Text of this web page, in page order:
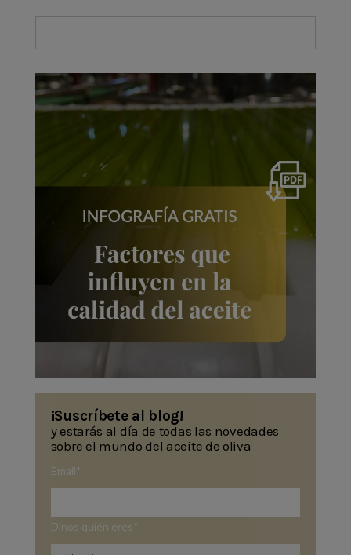
¡Suscríbete al blog!
y estarás al día de todas las novedades
sobre el mundo del aceite de oliva
Email *
Dinos quién eres *